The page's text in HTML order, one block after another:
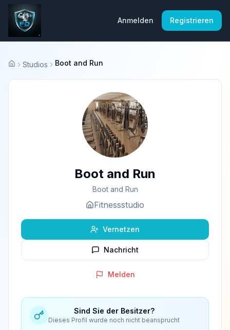
Anmelden Registrieren
Startseite
Studios Boot and Run
Boot and Run
Boot and Run
Fitnessstudio
Vernetzen
Nachricht
Melden
Sind Sie der Besitzer?
Dieses Profil wurde noch nicht beansprucht